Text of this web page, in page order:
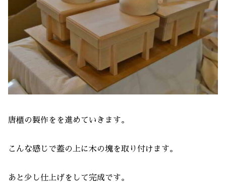
唐櫃の製作をを進めていきます。
こんな感じで蓋の上に木の塊を取り付けます。
あと少し仕上げをして完成です。